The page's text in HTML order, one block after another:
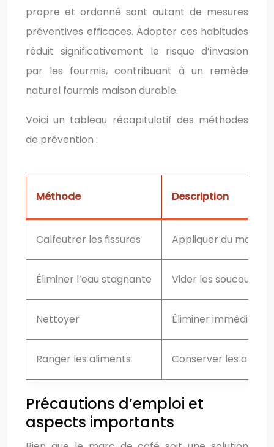
propre et ordonné sont autant de mesures
préventives efficaces. Adopter ces habitudes
réduit significativement le risque d’invasion
par les fourmis, contribuant à un remède
naturel fourmis maison durable.
Voici un tableau récapitulatif des méthodes
de prévention :
Méthode Description
Calfeutrer les fissures Appliquer du mastic
Éliminer l’eau stagnante Vider les
Nettoyer Éliminer
Ranger les aliments Conserver les
Précautions d’emploi et
aspects importants